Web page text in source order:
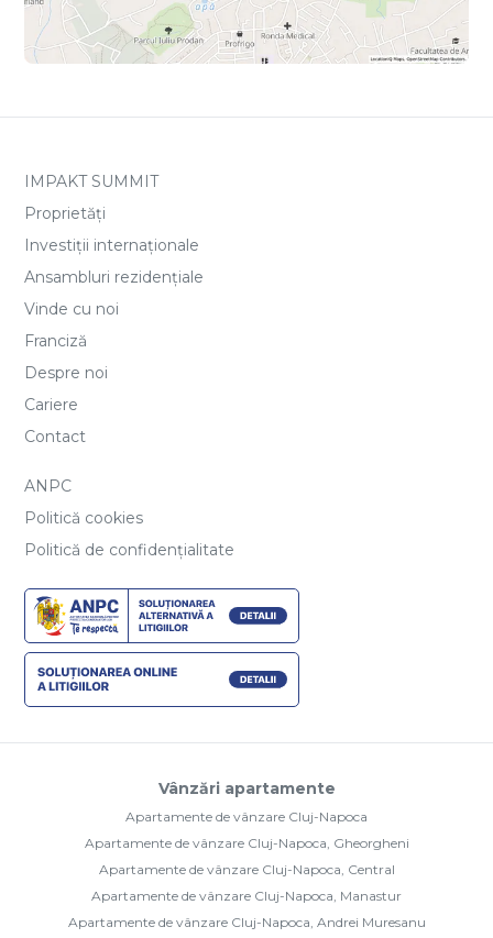
IMPAKT SUMMIT
Proprietăți
Investiții internaționale
Ansambluri rezidențiale
Vinde cu noi
Franciză
Despre noi
Cariere
Contact
ANPC
Politică cookies
Politică de confidențialitate
Vânzări apartamente
Apartamente de vânzare Cluj-Napoca
Apartamente de vânzare Cluj-Napoca, Gheorgheni
Apartamente de vânzare Cluj-Napoca, Central
Apartamente de vânzare Cluj-Napoca, Manastur
Apartamente de vânzare Cluj-Napoca, Andrei Muresanu